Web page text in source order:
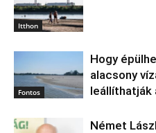
Itthon
Fontos
Hogy
alacsony
leállíthatják
Német